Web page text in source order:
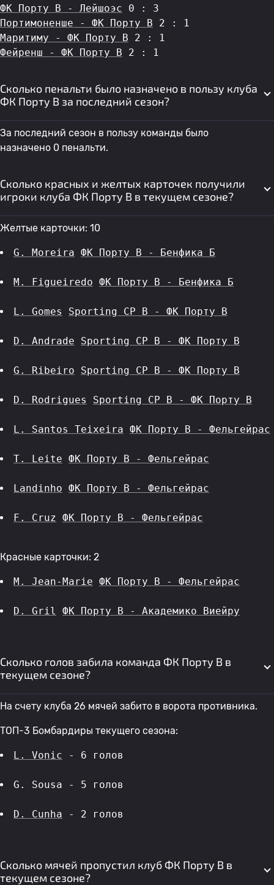
ФК Порту B - Лейшоэс 0 : 3
Портимоненше - ФК Порту B 2 : 1
Маритиму - ФК Порту B 2 : 1
Фейренш - ФК Порту B 2 : 1
Сколько пенальти было назначено в пользу клуба
ФК Порту B за последний сезон?
За последний сезон в пользу команды было
назначено 0 пенальти.
Сколько красных и желтых карточек получили
игроки клуба ФК Порту B в текущем сезоне?
Желтые карточки: 10
G. Moreira ФК Порту B - Бенфика Б
M. Figueiredo ФК Порту B - Бенфика Б
L. Gomes Sporting CP B - ФК Порту B
D. Andrade Sporting CP B - ФК Порту B
G. Ribeiro Sporting CP B - ФК Порту B
D. Rodrigues Sporting CP B - ФК Порту B
L. Santos Teixeira ФК Порту B - Фельгейрас
T. Leite ФК Порту B - Фельгейрас
Landinho ФК Порту B - Фельгейрас
F. Cruz ФК Порту B - Фельгейрас
Красные карточки: 2
M. Jean-Marie ФК Порту B - Фельгейрас
D. Gril ФК Порту B - Академико Виейру
Сколько голов забила команда ФК Порту B в
текущем сезоне?
На счету клуба 26 мячей забито в ворота противника.
ТОП-3 Бомбардиры текущего сезона:
L. Vonic - 6 голов
G. Sousa - 5 голов
D. Cunha - 2 голов
Сколько мячей пропустил клуб ФК Порту B в
текущем сезоне?